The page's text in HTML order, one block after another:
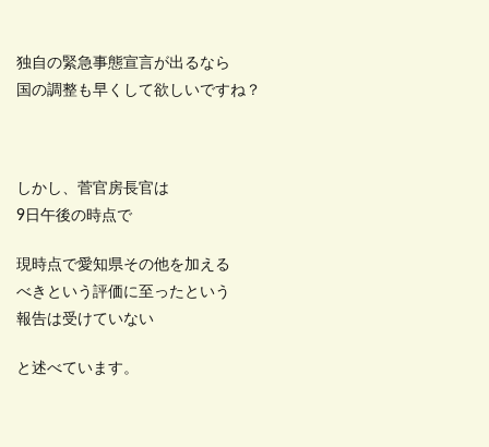
独自の緊急事態宣言が出るなら
国の調整も早くして欲しいですね？
しかし、菅官房長官は
9日午後の時点で
現時点で愛知県その他を加える
べきという評価に至ったという
報告は受けていない
と述べています。